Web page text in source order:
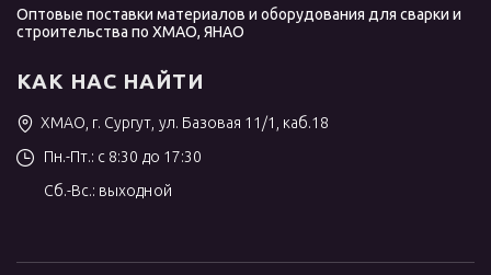
Оптовые поставки материалов и оборудования для сварки и
строительства по ХМАО, ЯНАО
КАК НАС НАЙТИ
ХМАО, г. Сургут, ул. Базовая 11/1, каб.18
Пн.-Пт.: с 8:30 до 17:30
Сб.-Вс.: выходной